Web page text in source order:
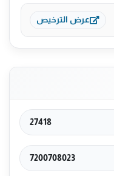
عرض الترخيص
27418
7200708023